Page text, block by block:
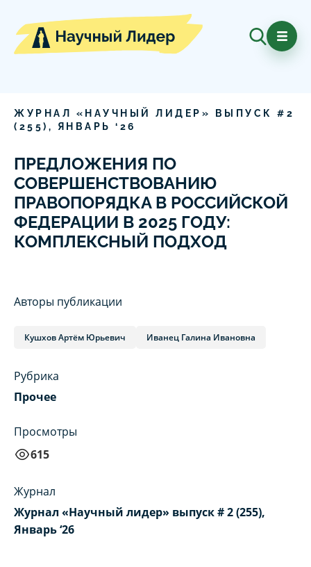
ЖУРНАЛ «НАУЧНЫЙ ЛИДЕР» ВЫПУСК # 2
( 255), ЯНВАРЬ ‘ 26
ПРЕДЛОЖЕНИЯ ПО
СОВЕРШЕНСТВОВАНИЮ
ПРАВОПОРЯДКА В РОССИЙСКОЙ
ФЕДЕРАЦИИ В 2025 ГОДУ:
КОМПЛЕКСНЫЙ ПОДХОД
Авторы публикации
Кушхов Артём Юрьевич Иванец Галина Ивановна
Рубрика
Прочее
Просмотры
615
Журнал
Журнал «Научный лидер» выпуск # 2 (255),
Январь ‘26